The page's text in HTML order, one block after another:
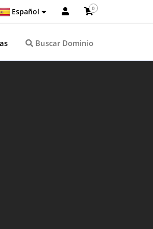
Español 0
Buscar Dominio